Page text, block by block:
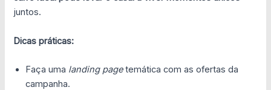
juntos.
Dicas práticas:
Faça uma landing pagetemática com as ofertas da
campanha.